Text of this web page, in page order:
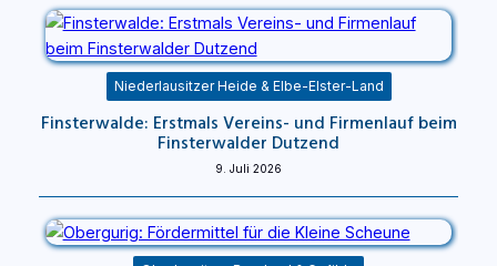
Niederlausitzer Heide & Elbe-Elster-Land
Finsterwalde: Erstmals Vereins- und Firmenlauf beim
Finsterwalder Dutzend
9. Juli 2026